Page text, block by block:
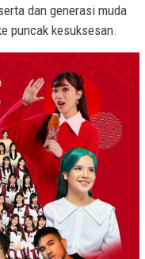
dan generasi muda
puncak kesuksesan.